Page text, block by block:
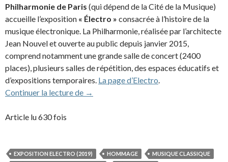
Philharmonie de Paris (qui dépend de la Cité de la Musique)
accueille l’exposition « Électro » consacrée à l’histoire de la
musique électronique. La Philharmonie, réalisée par l’architecte
Jean Nouvel et ouverte au public depuis janvier 2015,
comprend notamment une grande salle de concert (2400
places), plusieurs salles de répétition, des espaces éducatifs et
d’expositions temporaires. La page d’Electro.
Continuer la lecture de JMJ célébré dans l’exposition «Électro»
→
Article lu 630 fois
EXPOSITION ELECTRO (2019) HOMMAGE
MUSIQUE CLASSIQUE